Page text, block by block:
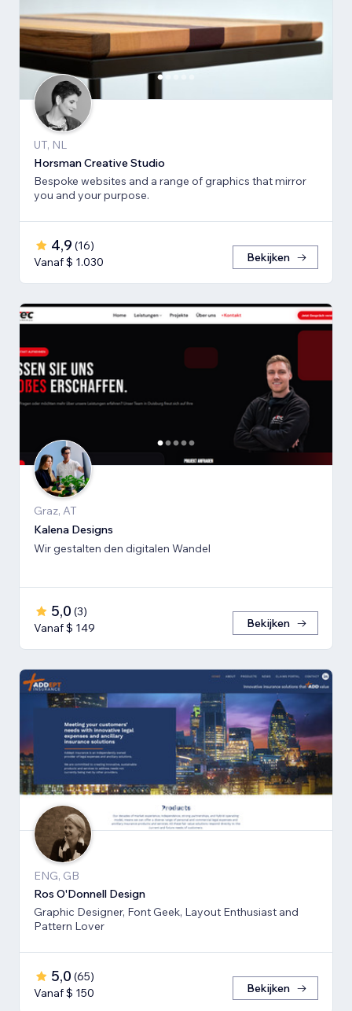
UT, NL
Horsman Creative Studio
Bespoke websites and a range of graphics that mirror
you and your purpose.
4,9 (16)
Vanaf $ 1.030
Bekijken
Graz, AT
Kalena Designs
Wir gestalten den digitalen Wandel
5,0 (3)
Vanaf $ 149
Bekijken
ENG, GB
Ros O'Donnell Design
Graphic Designer, Font Geek, Layout Enthusiast and
Pattern Lover
5,0 (65)
Vanaf $ 150
Bekijken